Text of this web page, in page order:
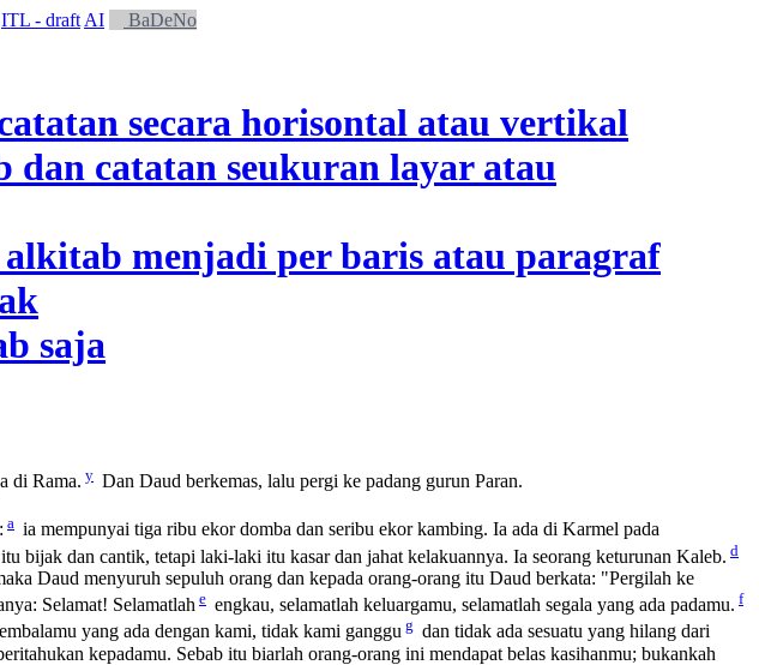
ITL - draft AI BaDeNo
di Rama. y Dan Daud berkemas, lalu pergi ke padang gurun Paran.
a ia mempunyai tiga ribu ekor domba dan seribu ekor kambing. Ia ada di Karmel pada
bijak dan cantik, tetapi laki-laki itu kasar dan jahat kelakuannya. Ia seorang keturunan Kaleb. d
Daud menyuruh sepuluh orang dan kepada orang-orang itu Daud berkata: "Pergilah ke
Selamat! Selamatlah e engkau, selamatlah keluargamu, selamatlah segala yang ada padamu. f
yang ada dengan kami, tidak kami ganggu g dan tidak ada sesuatu yang hilang dari
kepadamu. Sebab itu biarlah orang-orang ini mendapat belas kasihanmu; bukankah